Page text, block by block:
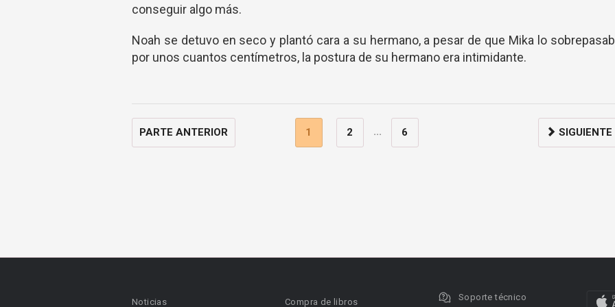
conseguir algo más.
Noah se detuvo en seco y plantó cara a su hermano, a pesar de que Mika lo
por unos cuantos centímetros, la postura de su hermano era intimidante.
PARTE ANTERIOR 1 2 ... 6 SIGUIENTE
Noticias Compra de libros Soporte técnico